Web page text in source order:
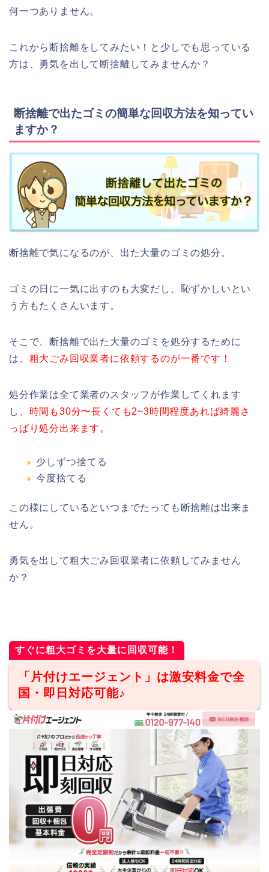
何一つありません。
これから断捨離をしてみたい！と少しでも思っている
方は、勇気を出して断捨離してみませんか？
断捨離で出たゴミの簡単な回収方法を知ってい
ますか？
断捨離で気になるのが、出た大量のゴミの処分。
ゴミの日に一気に出すのも大変だし、恥ずかしいとい
う方もたくさんいます。
そこで、断捨離で出た大量のゴミを処分するために
は、 粗大ごみ回収業者に依頼するのが一番です！
処分作業は全て業者のスタッフが作業してくれます
し、 時間も30分〜長くても2~3時間程度あれば綺麗さ
っぱり処分出来ます。
少しずつ捨てる
今度捨てる
この様にしているといつまでたっても断捨離は出来ま
せん。
勇気を出して粗大ごみ回収業者に依頼してみません
か？
すぐに粗大ゴミを大量に回収可能！
「片付けエージェント」は激安料金で全
国・即日対応可能♪